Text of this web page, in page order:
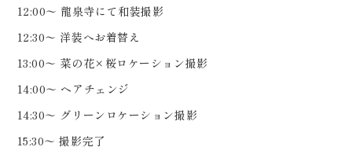
12:00〜 龍泉寺にて和装撮影
12:30〜 洋装へお着替え
13:00〜 菜の花×桜ロケーション撮影
14:00〜 ヘアチェンジ
14:30〜 グリーンロケーション撮影
15:30〜 撮影完了